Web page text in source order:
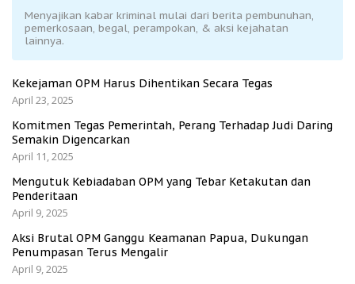
Menyajikan kabar kriminal mulai dari berita pembunuhan,
pemerkosaan, begal, perampokan, & aksi kejahatan
lainnya.
Kekejaman OPM Harus Dihentikan Secara Tegas
April 23, 2025
Komitmen Tegas Pemerintah, Perang Terhadap Judi Daring
Semakin Digencarkan
April 11, 2025
Mengutuk Kebiadaban OPM yang Tebar Ketakutan dan
Penderitaan
April 9, 2025
Aksi Brutal OPM Ganggu Keamanan Papua, Dukungan
Penumpasan Terus Mengalir
April 9, 2025